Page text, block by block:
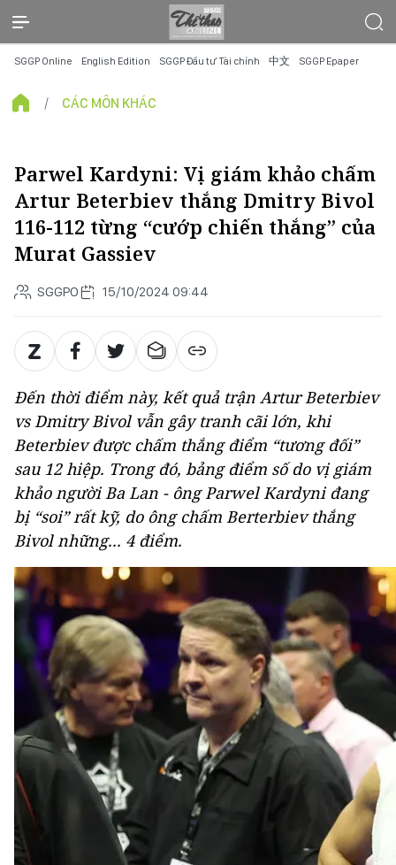
SGGP Online English Edition SGGP Đầu tư Tài chính 中文 SGGP Epaper
CÁC MÔN KHÁC
Parwel Kardyni: Vị giám khảo chấm
Artur Beterbiev thắng Dmitry Bivol
116-112 từng “cướp chiến thắng” của
Murat Gassiev
SGGPO 15/10/2024 09:44
Đến thời điểm này, kết quả trận Artur Beterbiev
vs Dmitry Bivol vẫn gây tranh cãi lớn, khi
Beterbiev được chấm thắng điểm “tương đối”
sau 12 hiệp. Trong đó, bảng điểm số do vị giám
khảo người Ba Lan - ông Parwel Kardyni đang
bị “soi” rất kỹ, do ông chấm Berterbiev thắng
Bivol những... 4 điểm.